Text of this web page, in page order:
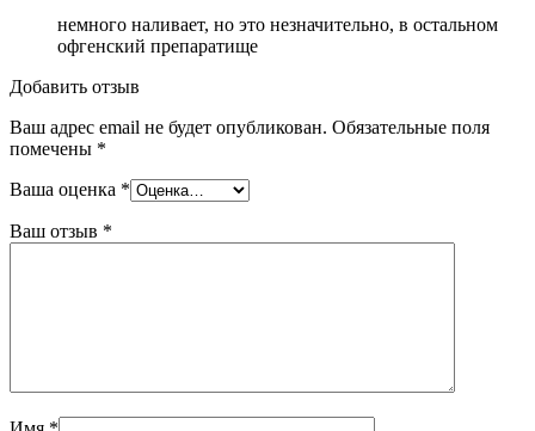
немного наливает, но это незначительно, в остальном
офгенский препаратище
Добавить отзыв
Ваш адрес email не будет опубликован. Обязательные поля
помечены *
Ваша оценка *
Ваш отзыв *